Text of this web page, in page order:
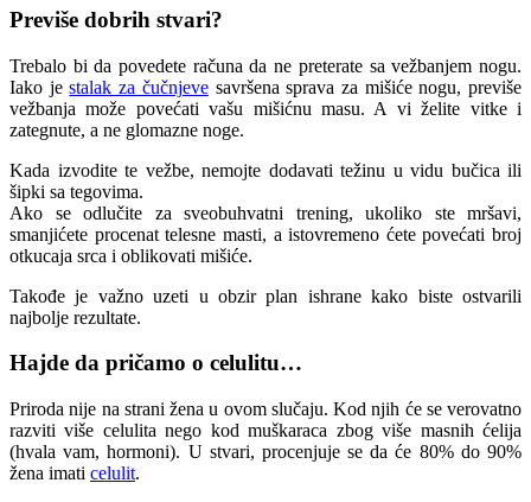
Previše dobrih stvari?
Trebalo bi da povedete računa da ne preterate sa vežbanjem nogu.
Iako jestalak za čučnjevesavršena sprava za mišiće nogu, previše
vežbanja može povećati vašu mišićnu masu. A vi želite vitke i
zategnute, a ne glomazne noge.
Kada izvodite te vežbe, nemojte dodavati težinu u vidu bučica ili
šipki sa tegovima.
Ako se odlučite za sveobuhvatni trening, ukoliko ste mršavi,
smanjićete procenat telesne masti, a istovremeno ćete povećati broj
otkucaja srca i oblikovati mišiće.
Takođe je važno uzeti u obzir plan ishrane kako biste ostvarili
najbolje rezultate.
Hajde da pričamo o celulitu…
Priroda nije na strani žena u ovom slučaju. Kod njih će se verovatno
razviti više celulita nego kod muškaraca zbog više masnih ćelija
(hvala vam, hormoni). U stvari, procenjuje se da će 80% do 90%
žena imati celulit.